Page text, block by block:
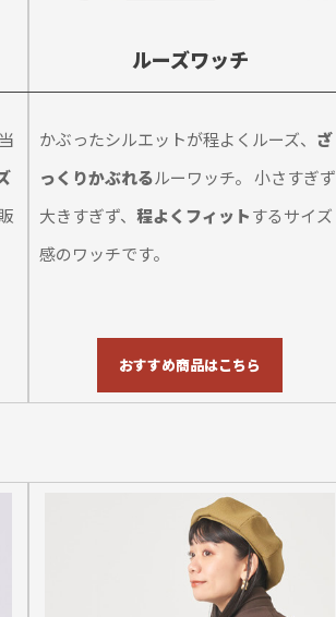
ルーズワッチ
かぶったシルエットが程よくルーズ、 ざ
っくりかぶれるルーワッチ。 小さすぎず
大きすぎず、 程よくフィットするサイズ
感のワッチです。
おすすめ商品はこちら